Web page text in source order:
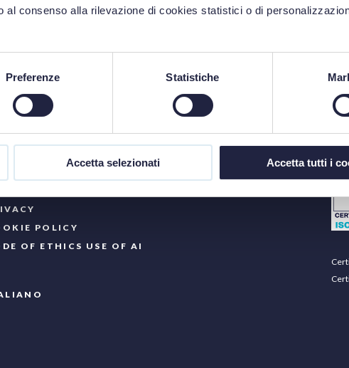
al consenso alla rilevazione di cookies statistici o di
Preferenze Statistiche
Accetta selezionati Accetta tutti i
POLICY
OF ETHICS USE OF AI